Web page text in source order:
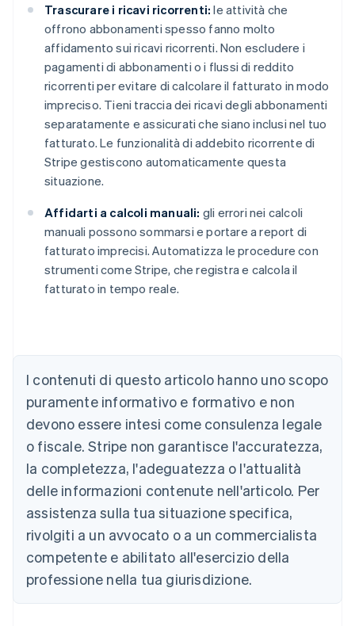
Trascurare i ricavi ricorrenti: le attività che
offrono abbonamenti spesso fanno molto
affidamento sui ricavi ricorrenti. Non escludere i
pagamenti di abbonamenti o i flussi di reddito
ricorrenti per evitare di calcolare il fatturato in modo
impreciso. Tieni traccia dei ricavi degli abbonamenti
separatamente e assicurati che siano inclusi nel tuo
fatturato. Le funzionalità di addebito ricorrente di
Stripe gestiscono automaticamente questa
situazione.
Affidarti a calcoli manuali: gli errori nei calcoli
manuali possono sommarsi e portare a report di
fatturato imprecisi. Automatizza le procedure con
strumenti come Stripe, che registra e calcola il
fatturato in tempo reale.
I contenuti di questo articolo hanno uno scopo
puramente informativo e formativo e non
devono essere intesi come consulenza legale
o fiscale. Stripe non garantisce l'accuratezza,
la completezza, l'adeguatezza o l'attualità
delle informazioni contenute nell'articolo. Per
assistenza sulla tua situazione specifica,
rivolgiti a un avvocato o a un commercialista
competente e abilitato all'esercizio della
professione nella tua giurisdizione.
Austria
Belgio
Nederlands FrançaisDeutschEnglish
Brasile
Português English
Bulgaria
English
Canada
EnglishFrançais
Cina continentale
简体中文
Cipro
English
Croazia
Danimarca